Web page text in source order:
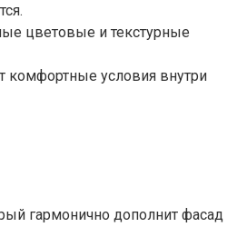
цветовые и текстурные
комфортные условия внутри
гармонично дополнит фасад